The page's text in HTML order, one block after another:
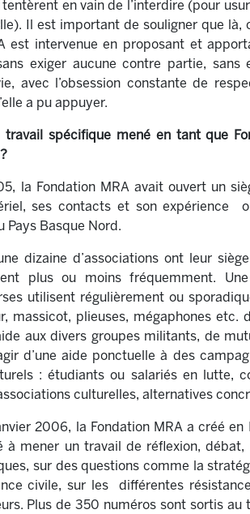
en vain de l’interdire (pour
Il est important de souligner que
est intervenue en proposant et
exiger aucune contre partie, sans
avec l’obsession constante de
a pu appuyer.
spécifique mené en tant que
la Fondation MRA avait ouvert un
ses contacts et son expérience
Pays Basque Nord.
dizaine d’associations ont leur
plus ou moins fréquemment.
utilisent régulièrement ou
massicot, plieuses, mégaphones etc.
aux divers groupes militants, de
d’une aide ponctuelle à des
: étudiants ou salariés en lutte,
culturelles, alternatives
2006, la Fondation MRA a créé
mener un travail de réflexion, débat,
sur des questions comme la
civile, sur les différentes
Plus de 350 numéros sont sortis